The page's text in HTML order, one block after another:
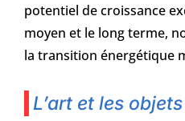
potentiel de croissance
moyen et le long terme,
la transition énergétique
L’art et les